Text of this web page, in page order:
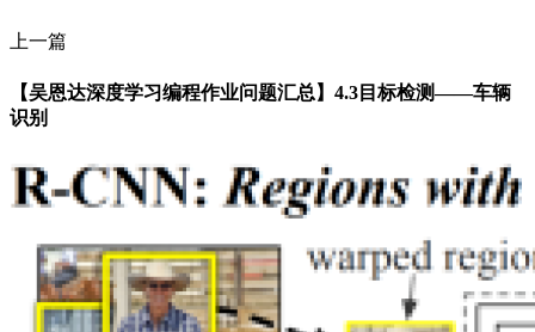
上一篇
【吴恩达深度学习编程作业问题汇总】4.3目标检测——车辆
识别